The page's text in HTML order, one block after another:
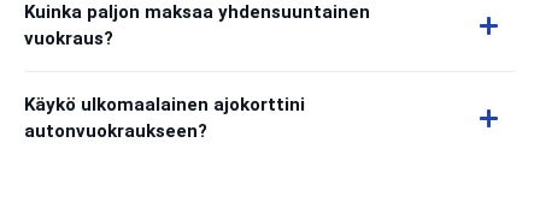
Kuinka paljon maksaa yhdensuuntainen
vuokraus?
Käykö ulkomaalainen ajokorttini
autonvuokraukseen?